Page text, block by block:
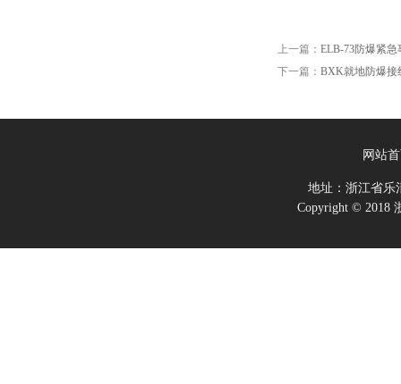
上一篇： ELB-73防爆紧
下一篇： BXK就地防爆接
网站
地址：浙江省
Copyright © 2018